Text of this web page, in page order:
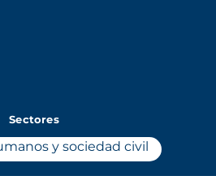
Sectores
y sociedad civil